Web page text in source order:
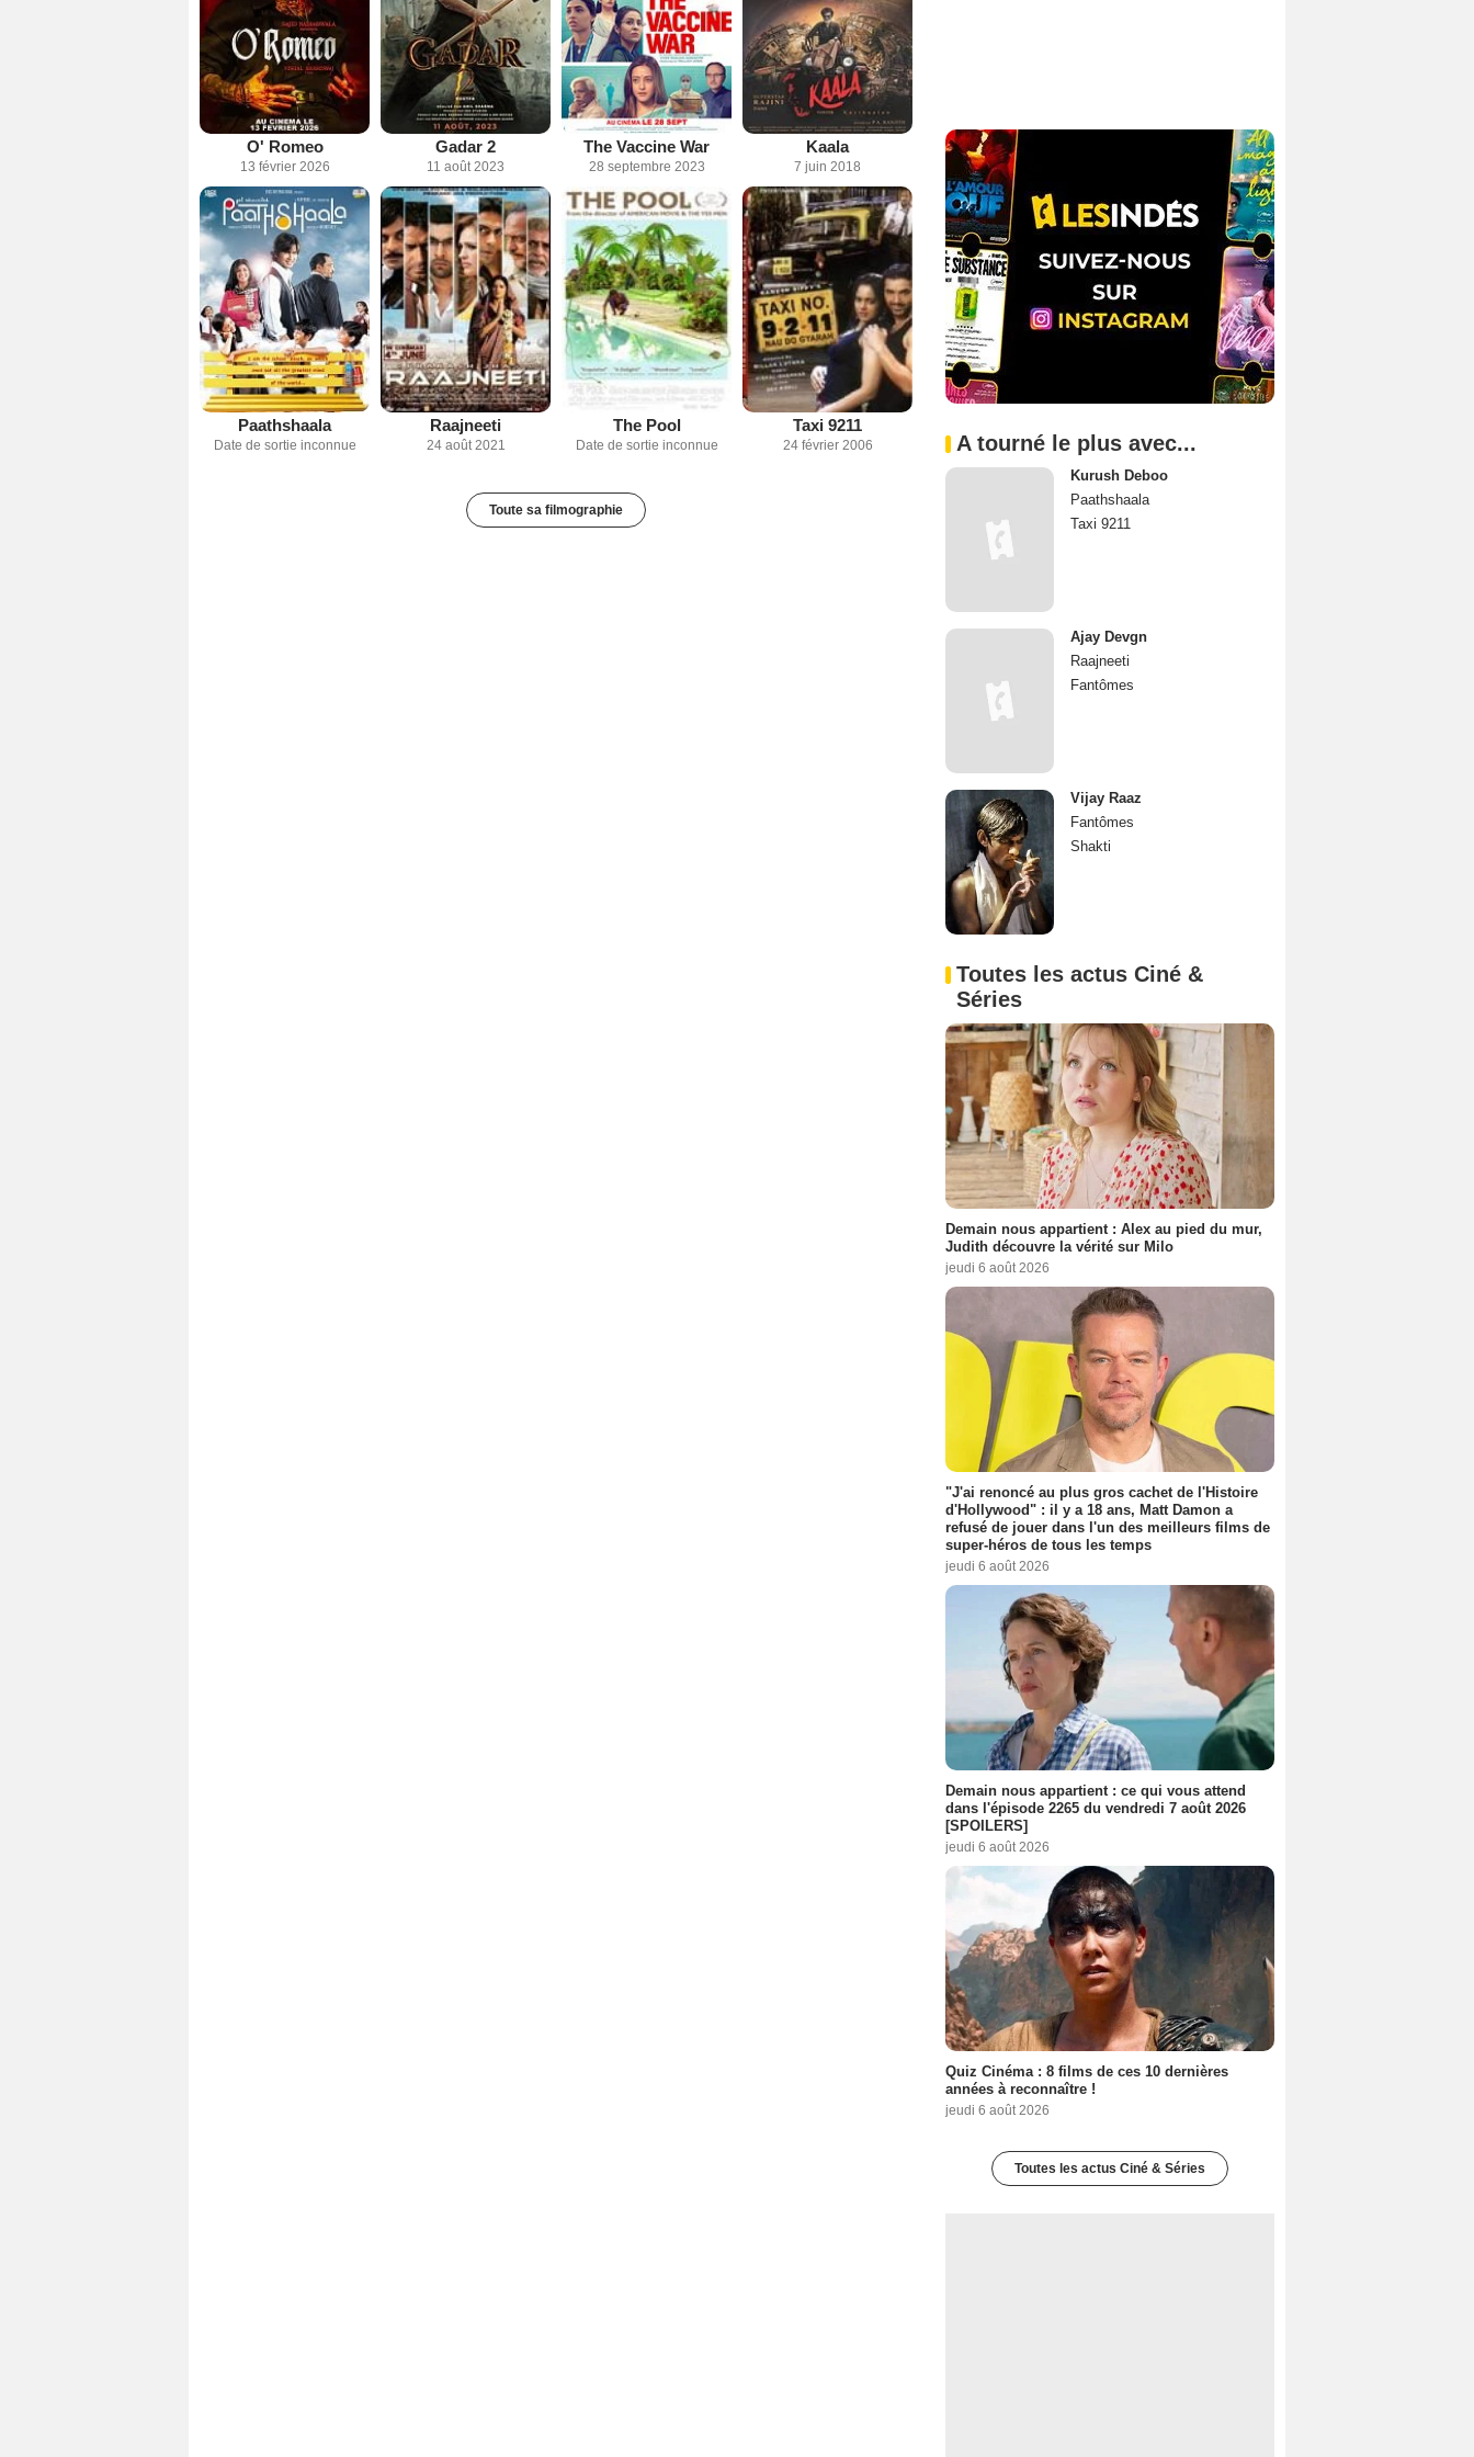
O' Romeo
13 février 2026
Gadar 2
11 août 2023
The Vaccine War
28 septembre 2023
Kaala
7 juin 2018
Paathshaala
Date de sortie inconnue
Raajneeti
24 août 2021
The Pool
Date de sortie inconnue
Taxi 9211
24 février 2006
Toute sa filmographie
A tourné le plus avec...
Kurush Deboo
Paathshaala
Taxi 9211
Ajay Devgn
Raajneeti
Fantômes
Vijay Raaz
Fantômes
Shakti
Toutes les actus Ciné &
Séries
Demain nous appartient : Alex au pied du mur,
Judith découvre la vérité sur Milo
jeudi 6 août 2026
"J'ai renoncé au plus gros cachet de l'Histoire
d'Hollywood" : il y a 18 ans, Matt Damon a
refusé de jouer dans l'un des meilleurs films de
super-héros de tous les temps
jeudi 6 août 2026
Demain nous appartient : ce qui vous attend
dans l'épisode 2265 du vendredi 7 août 2026
[SPOILERS]
jeudi 6 août 2026
Quiz Cinéma : 8 films de ces 10 dernières
années à reconnaître !
jeudi 6 août 2026
Toutes les actus Ciné & Séries